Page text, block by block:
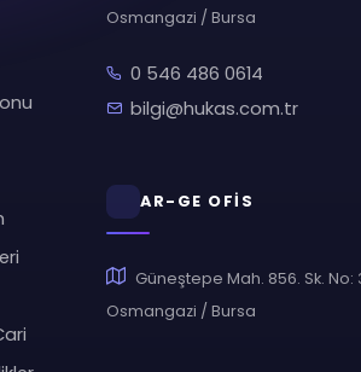
Osmangazi / Bursa
0 546 486 0614
bilgi@hukas.com.tr
AR-GE OFİS
Güneştepe Mah. 856. Sk. No:
Osmangazi / Bursa